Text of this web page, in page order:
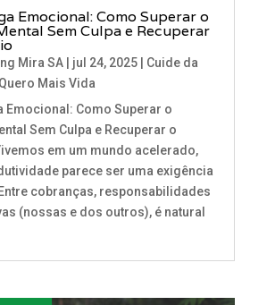
Emocional: Como Superar o
Sem Culpa e Recuperar
Mira SA| jul 24, 2025| Cuide da
Quero Mais Vida
Emocional: Como Superar o
Sem Culpa e Recuperar o
em um mundo acelerado,
parece ser uma exigência
cobranças, responsabilidades
(nossas e dos outros), é natural